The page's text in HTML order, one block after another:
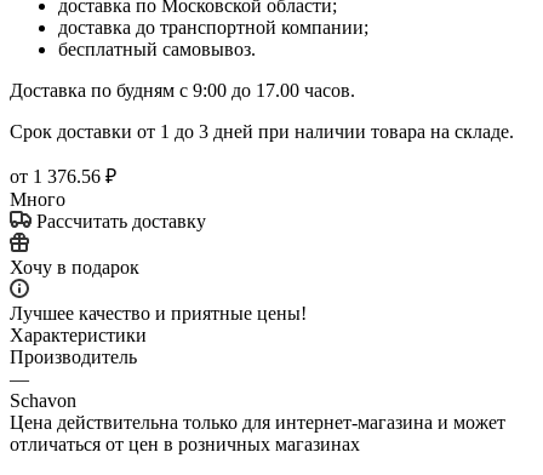
доставка по Московской области;
доставка до транспортной компании;
бесплатный самовывоз.
Доставка по будням с 9:00 до 17.00 часов.
Срок доставки от 1 до 3 дней при наличии товара на складе.
от 1 376.56 ₽
Много
Рассчитать доставку
Хочу в подарок
Лучшее качество и приятные цены!
Характеристики
Производитель
—
Schavon
Цена действительна только для интернет-магазина и может
отличаться от цен в розничных магазинах